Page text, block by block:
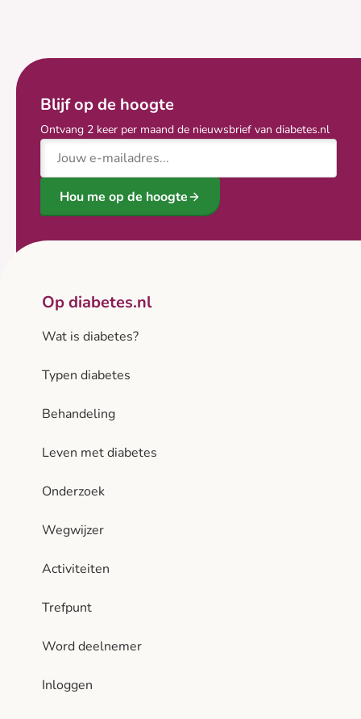
Blijf op de hoogte
Ontvang 2 keer per maand de nieuwsbrief van diabetes.nl
E-mailadres
Hou me op de hoogte
Op diabetes.nl
Wat is diabetes?
Typen diabetes
Behandeling
Leven met diabetes
Onderzoek
Wegwijzer
Activiteiten
Trefpunt
Word deelnemer
Inloggen